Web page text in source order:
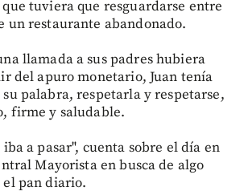
tuviera que resguardarse entre
un restaurante abandonado.
llamada a sus padres hubiera
del apuro monetario, Juan tenía
palabra, respetarla y respetarse,
firme y saludable.
iba a pasar", cuenta sobre el día en
Mayorista en busca de algo
el pan diario.